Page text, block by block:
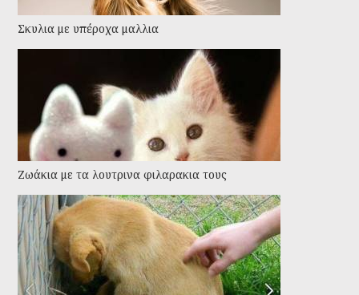
Σκυλια με υπέροχα μαλλια
Ζωάκια με τα λουτρινα φιλαρακια τους